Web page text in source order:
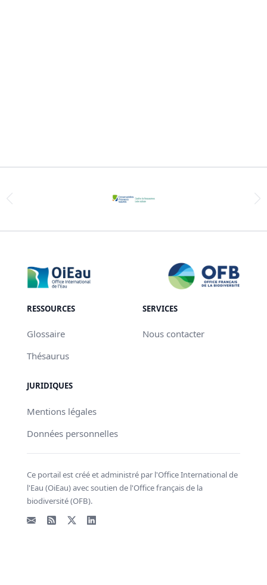
RESSOURCES
Glossaire
Thésaurus
SERVICES
Nous contacter
JURIDIQUES
Mentions légales
Données personnelles
Ce portail est créé et administré par l'Office International de
l'Eau (OiEau) avec soutien de l'Office français de la
biodiversité (OFB).